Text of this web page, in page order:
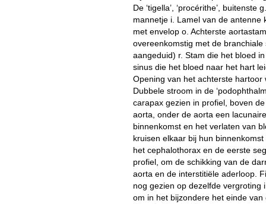
De ‘tigella’, ‘procérithe’, buitenste
mannetje i. Lamel van de antenne
met envelop o. Achterste
overeenkomstig met de
aangeduid) r. Stam die het bloed
sinus die het bloed naar het hart
Opening van het achterste
Dubbele stroom in de
carapax gezien in profiel, boven
aorta, onder de aorta een
binnenkomst en het verlaten van
kruisen elkaar bij hun
het cephalothorax en de eerste
profiel, om de schikking van de
aorta en de interstitiële aderloop.
nog gezien op dezelfde vergroting
om in het bijzondere het einde